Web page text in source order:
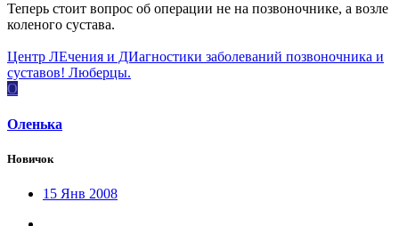
Теперь стоит вопрос об операции не на позвоночнике, а возле
коленого сустава.
Центр ЛЕчения и ДИагностики заболеваний позвоночника и
суставов! Люберцы.
О
Оленька
Новичок
15 Янв 2008